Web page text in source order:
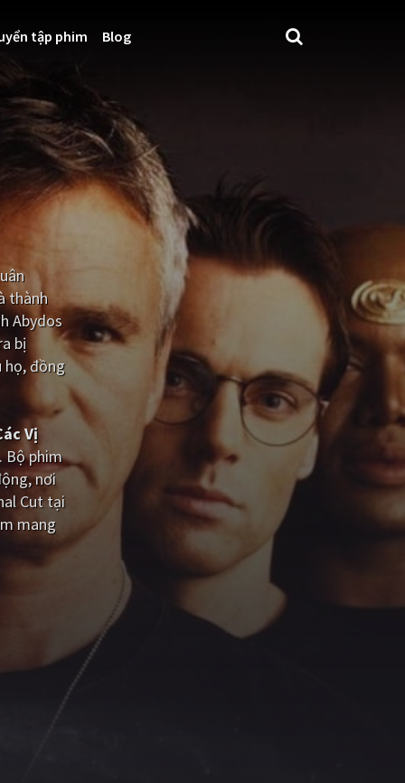
tập phim Blog
thành
Abydos
bị
họ, đồng
Vị
Bộ phim
nơi
Cut tại
mang